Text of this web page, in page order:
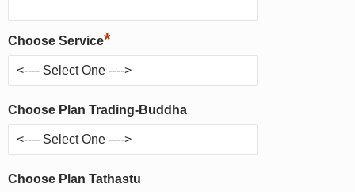
Choose Service*
Choose Plan Trading-Buddha
Choose Plan Tathastu